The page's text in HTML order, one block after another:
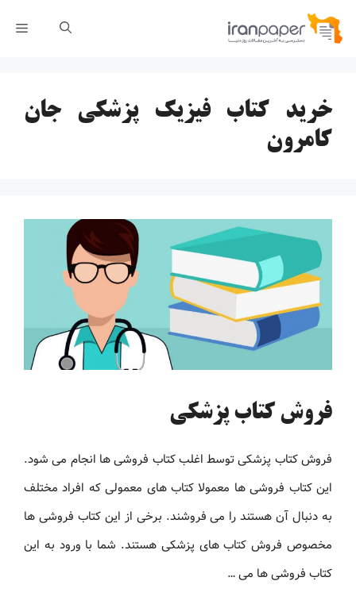
پرش
خرید کتاب فیزیک پزشکی جان
کامرون
فروش کتاب پزشکی
فروش کتاب پزشکی توسط اغلب کتاب فروشی ها انجام می شود.
این کتاب فروشی ها معمولا کتاب های معمولی که افراد مختلف
به دنبال آن هستند را می فروشند. برخی از این کتاب فروشی ها
مخصوص فروش کتاب های پزشکی هستند. شما با ورود به این
کتاب فروشی ها می …